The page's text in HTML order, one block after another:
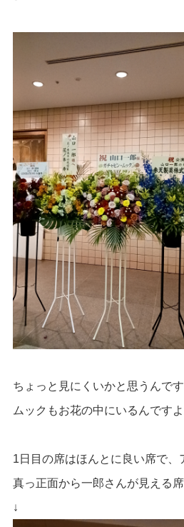
ちょっと見にくいかと思うんで
ムックもお花の中にいるんです
1日目の席はほんとに良い席で
真っ正面から一郎さんが見える席
↓